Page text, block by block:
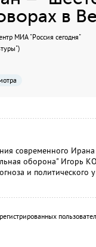
в
МИА "Россия сегодня"
современного
оборона" Игорь
и